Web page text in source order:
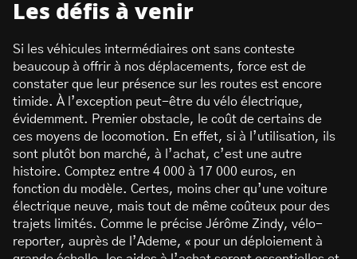
Les défis à venir
Si les véhicules intermédiaires ont sans conteste
beaucoup à offrir à nos déplacements, force est de
constater que leur présence sur les routes est encore
timide. À l’exception peut-être du vélo électrique,
évidemment. Premier obstacle, le coût de certains de
ces moyens de locomotion. En effet, si à l’utilisation, ils
sont plutôt bon marché, à l’achat, c’est une autre
histoire. Comptez entre 4 000 à 17 000 euros, en
fonction du modèle. Certes, moins cher qu’une voiture
électrique neuve, mais tout de même coûteux pour des
trajets limités. Comme le précise Jérôme Zindy, vélo-
reporter, auprès de l’Ademe, « pour un déploiement à